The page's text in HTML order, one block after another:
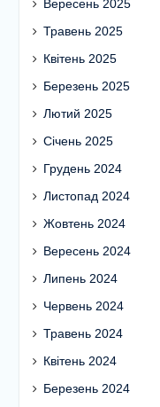
Вересень 2025
Травень 2025
Квітень 2025
Березень 2025
Лютий 2025
Січень 2025
Грудень 2024
Листопад 2024
Жовтень 2024
Вересень 2024
Липень 2024
Червень 2024
Травень 2024
Квітень 2024
Березень 2024